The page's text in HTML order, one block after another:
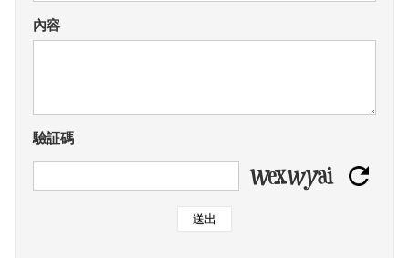
內容
驗証碼
送出